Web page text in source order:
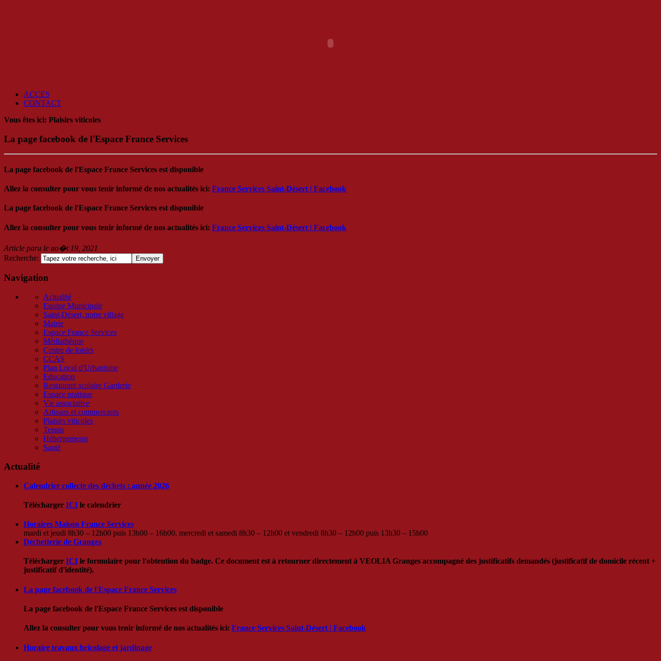
ACCES
CONTACT
Vous êtes ici: Plaisirs viticoles
La page facebook de l'Espace France Services
La page facebook de l'Espace France Services est disponible
Allez la consulter pour vous tenir informé de nos actualités ici: France Services Saint-Désert | Facebook
La page facebook de l'Espace France Services est disponible
Allez la consulter pour vous tenir informé de nos actualités ici: France Services Saint-Désert | Facebook
Article paru le ao�t 19, 2021
Recherche:
Navigation
Actualité
Equipe Municipale
Saint-Désert, notre village
Mairie
Espace France Services
Médiathèque
Centre de loisirs
CCAS
Plan Local d'Urbanisme
Education
Restaurant scolaire Garderie
Espace pratique
Vie associative
Artisans et commercants
Plaisirs viticoles
Tennis
Hébergements
Santé
Actualité
Calendrier collecte des déchets : année 2026
Télécharger ICI le calendrier
Horaires Maison France Services
mardi et jeudi 8h30 – 12h00 puis 13h00 – 16h00, mercredi et samedi 8h30 – 12h00 et vendredi 8h30 – 12h00 puis 13h30 – 15h00
Déchetterie de Granges
Télécharger ICI le formulaire pour l'obtention du badge. Ce document est à retourner directement à VEOLIA Granges accompagné des justificatifs demandés (justificatif de domicile récent +
justificatif d'identité).
La page facebook de l'Espace France Services
La page facebook de l'Espace France Services est disponible
Allez la consulter pour vous tenir informé de nos actualités ici: France Services Saint-Désert | Facebook
Horaire travaux bricolage et jardinage